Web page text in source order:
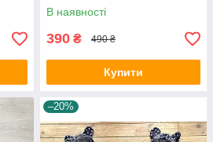
В наявності
390 ₴ 490 ₴
Купити
–20%